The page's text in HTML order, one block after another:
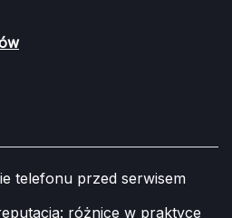
telefonu przed serwisem
różnice w praktyce